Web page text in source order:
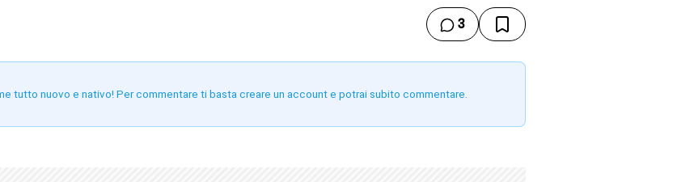
3
tutto nuovo e nativo! Per commentare ti basta creare un account e potrai subito commentare.